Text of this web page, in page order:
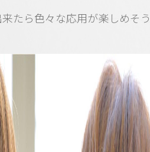
たら色々な応用が楽しめそ